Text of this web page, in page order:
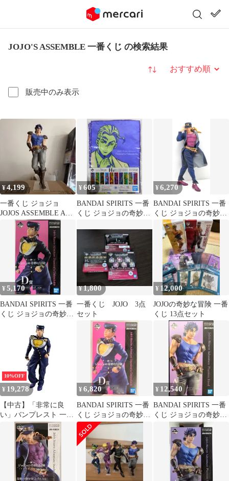
JOJO'S ASSEMBLE 一番くじ の検索結果
販売中のみ表示
並び替え
¥4,199
一番くじ ジョジョ
JOJOS ASSEMBLE A賞
ジョナサン ジョースタ
¥605
BANDAI SPIRITS 一番
くじ ジョジョの奇妙な
H賞吉良吉影(川尻浩作)
¥6,270
BANDAI SPIRITS 一番
くじ ジョジョの奇妙な
冒険 JOJOS ASSEMBLE
ラストワン賞空条承太
郎 フィギュア ラストワ
ンver.
¥5,170
BANDAI SPIRITS 一番
くじ ジョジョの奇妙な
冒険 JOJOS ASSEMBLE
D賞東方仗助 フィギュ
¥1,800
一番くじ JOJO 3点
セット
¥ 12,000
JOJOの奇妙な冒険 一番
くじ 13点セット
10%OFF
¥ 19,278
【中古】「非常に良
い」バンプレスト 一番
くじ ジョジョの奇妙な
冒険 JOJOS ASSEMBLE
D賞 東方仗助フィギュ
ア 全１種
¥6,820
BANDAI SPIRITS 一番
くじ ジョジョの奇妙な
冒険 JOJOS ASSEMBLE
D賞東方仗助 フィギュ
ア
¥ 12,540
BANDAI SPIRITS 一番
くじ ジョジョの奇妙な
冒険 JOJOS ASSEMBLE
A賞ジョナサン・ジョ
ースター フィギュア